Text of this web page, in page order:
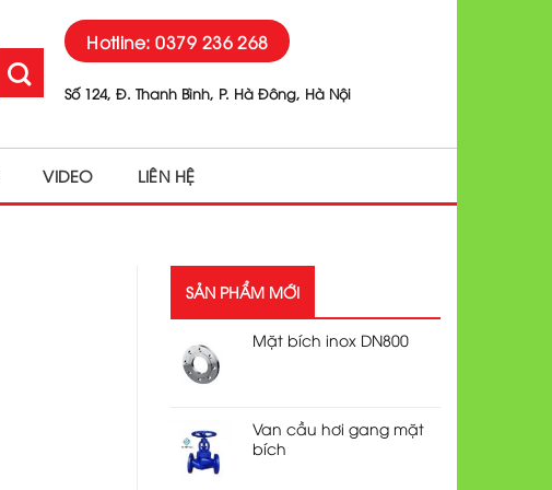
Hotline: 0379 236 268
Số 124, Đ. Thanh Bình, P. Hà Đông, Hà Nội
VIDEO LIÊN HỆ
SẢN PHẨM MỚI
Mặt bích inox DN800
Van cầu hơi gang mặt
bích